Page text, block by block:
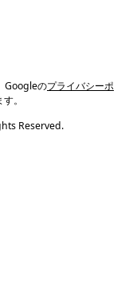
Googleのプライバシーポ
。
Reserved.